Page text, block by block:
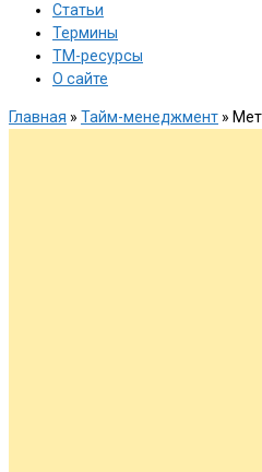
Статьи
Термины
ТМ-ресурсы
О сайте
Главная » Тайм-менеджмент »